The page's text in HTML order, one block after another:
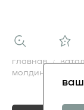
главная
молдинг 1.51.375